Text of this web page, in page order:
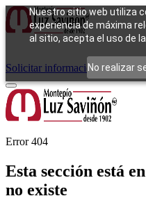
Nuestro sitio web utiliza
experiencia de máxima
al sitio, acepta el uso de
No realizar
Cómo funcionaTipos de
Solicitar información Iniciar
Error 404
Esta sección está
no existe